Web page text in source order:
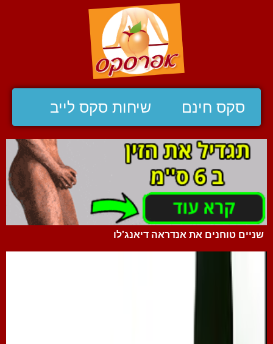
סקס חינם שיחות סקס לייב
שניים טוחנים את אנדראה דיאנג'לו